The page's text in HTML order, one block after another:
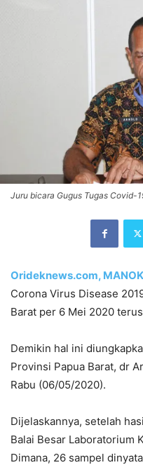
Juru bicara Gugus Tugas Covid-
Orideknews.com,
Corona Virus Disease
Barat per 6 Mei 2020
Demikin hal ini
Provinsi Papua Barat, dr
Rabu (06/05/2020).
Dijelaskannya, setelah
Balai Besar Laboratorium
Dimana, 26 sampel